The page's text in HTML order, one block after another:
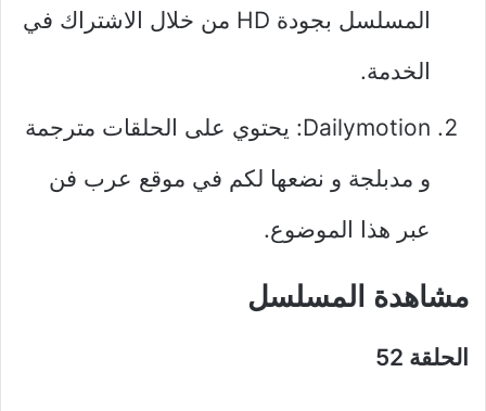
المسلسل بجودة HD من خلال الاشتراك في
الخدمة.
Dailymotion: يحتوي على الحلقات مترجمة
و مدبلجة و نضعها لكم في موقع عرب فن
عبر هذا الموضوع.
مشاهدة المسلسل
الحلقة 52